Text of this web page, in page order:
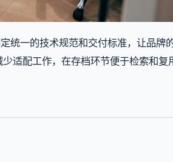
统一的技术规范和交付标准，让品牌
适配工作，在存档环节便于检索和复